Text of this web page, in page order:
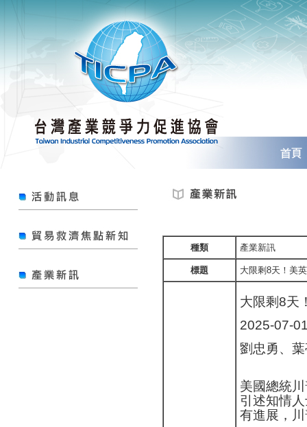
種類 產業新訊
標題 大限剩8天！美
大限剩8天
2025-07-
劉忠勇、
美國總統
引述知情
有進展，